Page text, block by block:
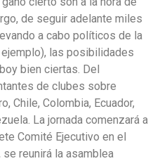
de seguir adelante miles
a cabo políticos de la
las posibilidades
bien ciertas. Del
de clubes sobre
Chile, Colombia, Ecuador,
La jornada comenzará a
Comité Ejecutivo en el
reunirá la asamblea